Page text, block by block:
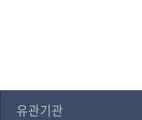
유관기관